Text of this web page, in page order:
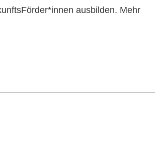
ausbilden. Mehr